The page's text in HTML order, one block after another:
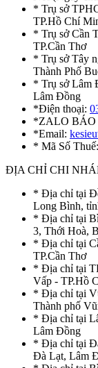
* Trụ sở
TP.Hồ Chí
* Trụ sở Cần
TP.Cần Thơ
* Trụ sở Tây
Thành Phố
* Trụ sở Lâm
Lâm Đồng
*Điện thoại:
*ZALO BÁO
*Email:
* Mã Số
ĐỊA CHỈ CHI
* Địa chỉ tại
Long Bình,
* Địa chỉ tại
3, Thới Hoà,
* Địa chỉ tại
TP.Cần Thơ
* Địa chỉ tại
Vấp - TP.Hồ
* Địa chỉ tại
Thành phố
* Địa chỉ tại
Lâm Đồng
* Địa chỉ tại
Đà Lạt, Lâm